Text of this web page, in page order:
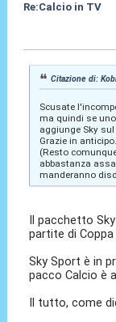
Re:Calcio in TV
Citazione di:
Scusate
ma quindi se
aggiunge Sky
Grazie in anticipo.
(Resto
abbastanza
manderanno
Il pacchetto
partite di
Sky Sport è in
pacco Calcio è
Il tutto, come